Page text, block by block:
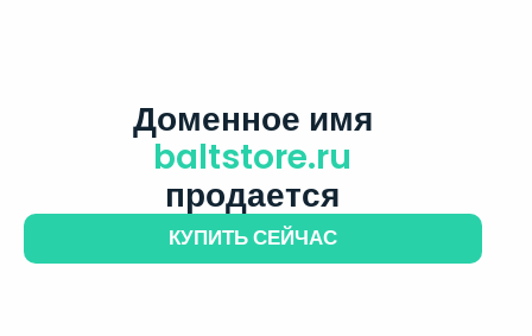
Доменное имя
baltstore.ru
продается
КУПИТЬ СЕЙЧАС